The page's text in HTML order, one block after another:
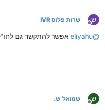
ש
מנותק
שרות פלוס IVR
@
eliyahu אפשר להתקשר גם
ש
מנותק
שמואל ש.